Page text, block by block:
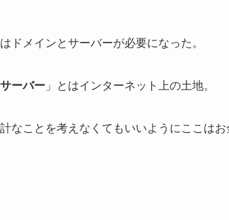
ドメインとサーバーが必要になった。
サーバー 」とはインターネット上の土地。
なことを考えなくてもいいようにここは